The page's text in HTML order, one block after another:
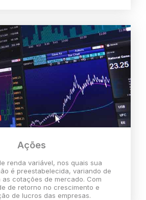
Ações
renda variável, nos quais sua
é preestabelecida, variando de
as cotações de mercado. Com
de retorno no crescimento e
de lucros das empresas.